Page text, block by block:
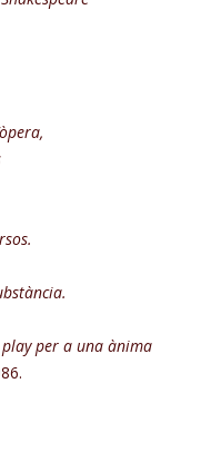
play per a una ànima